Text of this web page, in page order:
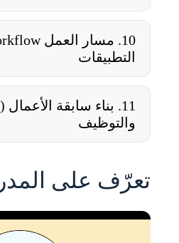
التطبيقات
والتوظيف
تعرّف على